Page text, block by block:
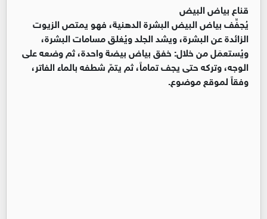
قناع بياض البيض
يُجفِّف بياض البيض البشرة الدهنية، فهو يمتص الزيوت
الزائدة عن البشرة، ويشد الجلد ويُغلق مسامات البشرة،
ويُستعمَل من خلال: خفق بياض بيضة واحدة، ثم وضعه على
الوجه، وتركه حتى يجف تماماً، ثم يتمّ شطفه بالماء الفاتر،
وفقاً لموقع موضوع.